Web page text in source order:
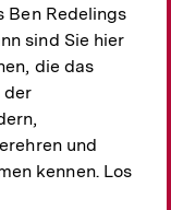
Ben Redelings
sind Sie hier
die das
der
und
kennen. Los